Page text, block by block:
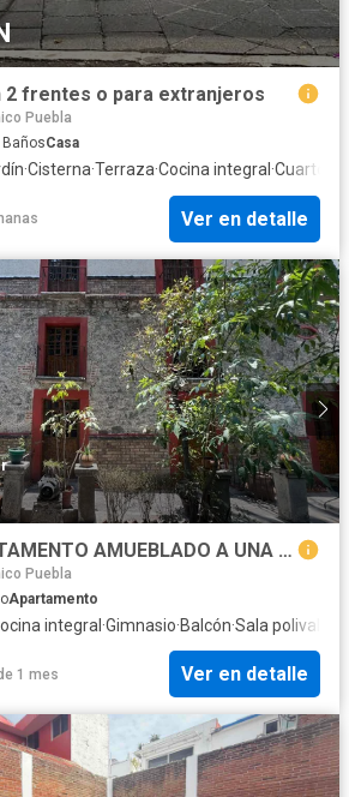
2 frentes o para extranjeros
Puebla
BañosCasa
·Cisterna·Terraza·Cocina integral ·Cuarto
Ver en detalle
SE RENTA DEPARTAMENTO AMUEBLADO A UNA CUADRA HOSPITAL BENEFICENCIA ESPAÑOLA
Puebla
Apartamento
integral ·Gimnasio·Balcón·Sala
1 mes Ver en detalle